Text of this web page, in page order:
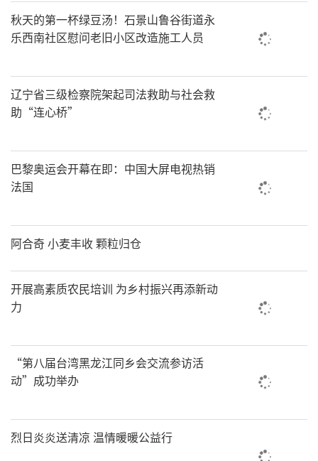
秋天的第一杯绿豆汤！石景山鲁谷街道永
乐西南社区慰问老旧小区改造施工人员
辽宁省三级检察院架起司法救助与社会救
助“连心桥”
巴黎奥运会开幕在即：中国大屏电视热销
法国
阿合奇 小麦丰收 颗粒归仓
开展高素质农民培训 为乡村振兴再添新动
力
“第八届台湾黑龙江同乡会交流参访活
动”成功举办
烈日炎炎送清凉 温情暖暖公益行